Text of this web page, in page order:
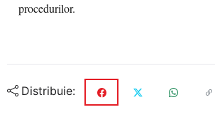
procedurilor.
Distribuie: